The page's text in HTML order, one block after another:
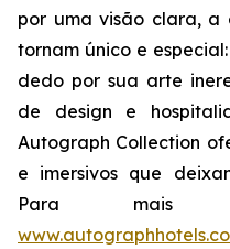
por uma visão clara, a
tornam único e especial:
dedo por sua arte
de design e
Autograph Collection
e imersivos que
Para mais